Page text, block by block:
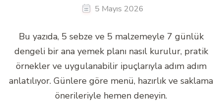
5 Mayıs 2026
Bu yazıda, 5 sebze ve 5 malzemeyle 7 günlük
dengeli bir ana yemek planı nasıl kurulur, pratik
örnekler ve uygulanabilir ipuçlarıyla adım adım
anlatılıyor. Günlere göre menü, hazırlık ve saklama
önerileriyle hemen deneyin.